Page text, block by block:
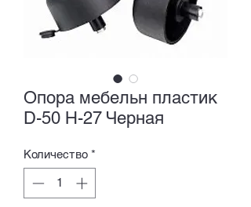
Опора мебельн пластик
D-50 Н-27 Черная
Количество *